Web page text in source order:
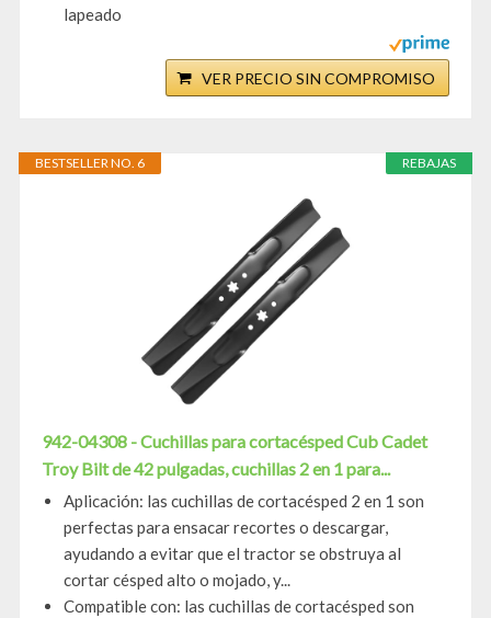
lapeado
VER PRECIO SIN COMPROMISO
REBAJAS
BESTSELLER NO. 6
942-04308 - Cuchillas para cortacésped Cub Cadet
Troy Bilt de 42 pulgadas, cuchillas 2 en 1 para...
Aplicación: las cuchillas de cortacésped 2 en 1 son
perfectas para ensacar recortes o descargar,
ayudando a evitar que el tractor se obstruya al
cortar césped alto o mojado, y...
Compatible con: las cuchillas de cortacésped son